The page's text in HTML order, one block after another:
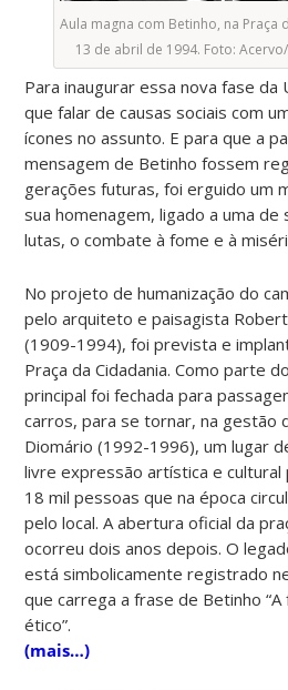
Aula magna com Betinho, na Praça
13 de abril de 1994. Foto:
Para inaugurar essa nova fase da
que falar de causas sociais com
ícones no assunto. E para que a
mensagem de Betinho fossem
gerações futuras, foi erguido um
sua homenagem, ligado a uma de
lutas, o combate à fome e à
No projeto de humanização do
pelo arquiteto e paisagista
(1909-1994), foi prevista e
Praça da Cidadania. Como parte
principal foi fechada para
carros, para se tornar, na gestão
Diomário (1992-1996), um lugar
livre expressão artística e cultural
18 mil pessoas que na época
pelo local. A abertura oficial da
ocorreu dois anos depois. O
está simbolicamente registrado
que carrega a frase de Betinho
ético”.
(mais…)